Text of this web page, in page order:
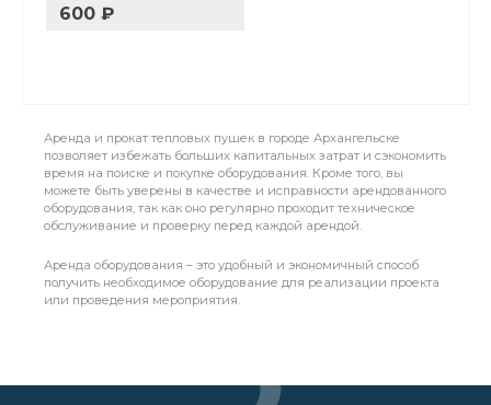
600 ₽
Аренда и прокат тепловых пушек в городе Архангельске
позволяет избежать больших капитальных затрат и сэкономить
время на поиске и покупке оборудования. Кроме того, вы
можете быть уверены в качестве и исправности арендованного
оборудования, так как оно регулярно проходит техническое
обслуживание и проверку перед каждой арендой.
Аренда оборудования – это удобный и экономичный способ
получить необходимое оборудование для реализации проекта
или проведения мероприятия.